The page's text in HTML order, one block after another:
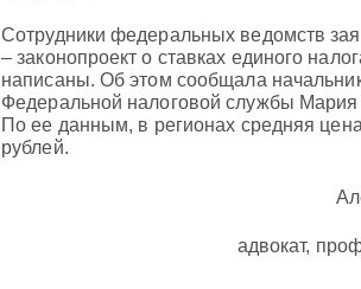
Сотрудники федеральных ведомств
– законопроект о ставках единого
написаны. Об этом сообщала
Федеральной налоговой службы Мария
По ее данным, в регионах средняя
рублей.
адвокат,